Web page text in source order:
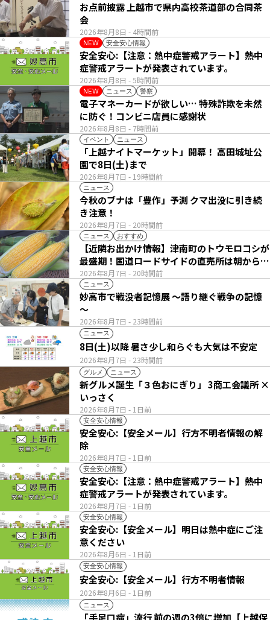
2026年8月8日 - 4時間前
お点前披露 上越市で県内高校茶道部の合同茶
会
NEW 安全安心情報
2026年8月8日 - 5時間前
安全安心:【注意：熱中症警戒アラート】熱中
症警戒アラートが発表されています。
NEW ニュース 警察
2026年8月8日 - 7時間前
電子マネーカードが欲しい… 特殊詐欺を未然
に防ぐ！コンビニ店員に感謝状
イベント ニュース
2026年8月7日 - 19時間前
「上越ナイトマーケット」開幕！ 高田城址公
園で8日(土)まで
ニュース
2026年8月7日 - 20時間前
今秋のブナは「豊作」予測 クマ出没に引き続
き注意！
ニュース おすすめ
2026年8月7日 - 20時間前
【近隣お出かけ情報】津南町のトウモロコシが
最盛期！国道ロードサイドの直売所は朝から長
い列
ニュース
2026年8月7日 - 23時間前
妙高市で戦没者記憶展 ～語り継ぐ戦争の記憶
～
ニュース
2026年8月7日 - 23時間前
8日(土)以降 暑さ少し和らぐも大気は不安定
グルメ ニュース
2026年8月7日 - 1日前
新グルメ誕生「３色おにぎり」 3商工会議所 ×
いっさく
安全安心情報
2026年8月7日 - 1日前
安全安心:【安全メール】行方不明者情報の解
除
安全安心情報
2026年8月7日 - 1日前
安全安心:【注意：熱中症警戒アラート】熱中
症警戒アラートが発表されています。
安全安心情報
2026年8月6日 - 1日前
安全安心:【安全メール】明日は熱中症にご注
意ください
安全安心情報
2026年8月6日 - 1日前
安全安心:【安全メール】行方不明者情報
ニュース
「手足口病」流行 前の週の3倍に増加【上越保